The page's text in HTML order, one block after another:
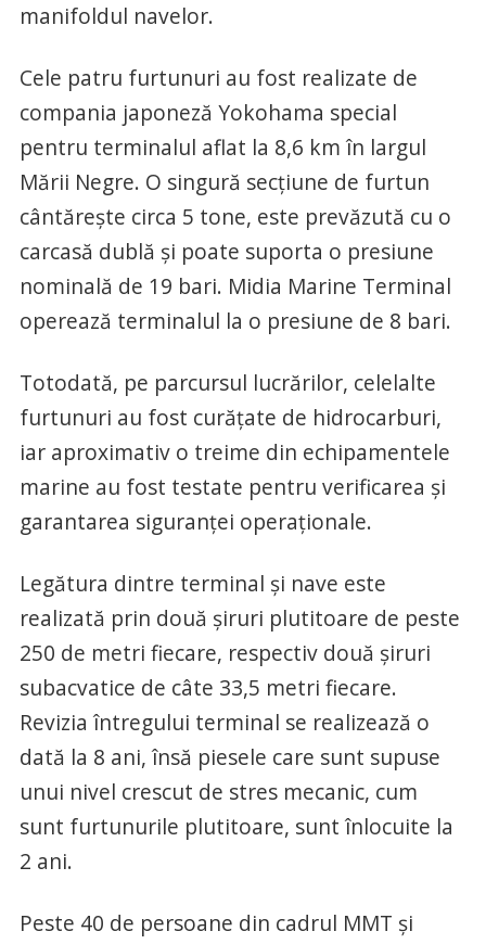
manifoldul navelor.
Cele patru furtunuri au fost realizate de
compania japoneză Yokohama special
pentru terminalul aflat la 8,6 km în largul
Mării Negre. O singură secțiune de furtun
cântăreşte circa 5 tone, este prevăzută cu o
carcasă dublă și poate suporta o presiune
nominală de 19 bari. Midia Marine Terminal
operează terminalul la o presiune de 8 bari.
Totodată, pe parcursul lucrărilor, celelalte
furtunuri au fost curățate de hidrocarburi,
iar aproximativ o treime din echipamentele
marine au fost testate pentru verificarea și
garantarea siguranței operaționale.
Legătura dintre terminal și nave este
realizată prin două șiruri plutitoare de peste
250 de metri fiecare, respectiv două șiruri
subacvatice de câte 33,5 metri fiecare.
Revizia întregului terminal se realizează o
dată la 8 ani, însă piesele care sunt supuse
unui nivel crescut de stres mecanic, cum
sunt furtunurile plutitoare, sunt înlocuite la
2 ani.
Peste 40 de persoane din cadrul MMT și